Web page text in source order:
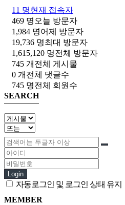
11 명현재 접속자
469 명 오늘 방문자
1,984 명어제 방문자
19,736 명최대 방문자
1,615,120 명전체 방문자
745 개 전체 게시물
0 개 전체 댓글수
745 명전체 회원수
SEARCH
Login
자동로그인 및 로그인 상태 유지
MEMBER